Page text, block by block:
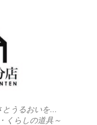
とうるおいを…
くらしの道具～